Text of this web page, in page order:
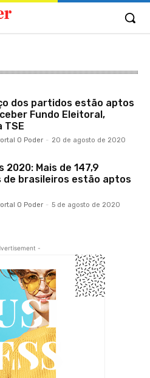
dos partidos estão aptos
Fundo Eleitoral,
TSE
O Poder - 20 de agosto de 2020
2020: Mais de 147,9
de brasileiros estão aptos
O Poder - 5 de agosto de 2020
-